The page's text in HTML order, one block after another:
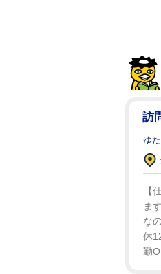
とな
いい
賛成
訪
ゆ
【
ま
な
休
勤